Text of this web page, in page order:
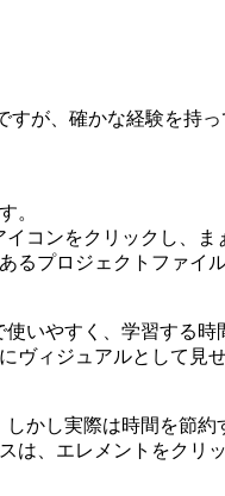
が、確かな経験を持
。
コンをクリックし、
るプロジェクトファイ
使いやすく、学習する時
ヴィジュアルとして見
しかし実際は時間を節約
は、エレメントをク